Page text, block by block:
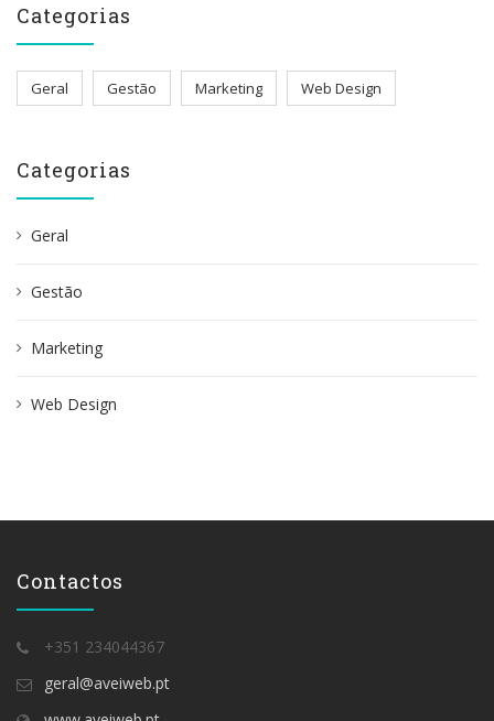
Categorias
Geral Gestão Marketing Web Design
Categorias
Geral
Gestão
Marketing
Web Design
Contactos
+351 234044367
geral@aveiweb.pt